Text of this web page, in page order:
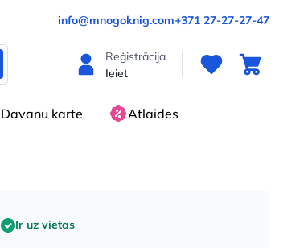
info@mnogoknig.com+371 27-27-27-47
Reģistrācija
Ieiet
Dāvanu karte Atlaides
Ir uz vietas